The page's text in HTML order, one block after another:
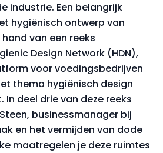
industrie. Een belangrijk
hygiënisch ontwerp van
van een reeks
Design Network (HDN),
voor voedingsbedrijven
thema hygiënisch design
deel drie van deze reeks
businessmanager bij
en het vermijden van dode
maatregelen je deze ruimtes